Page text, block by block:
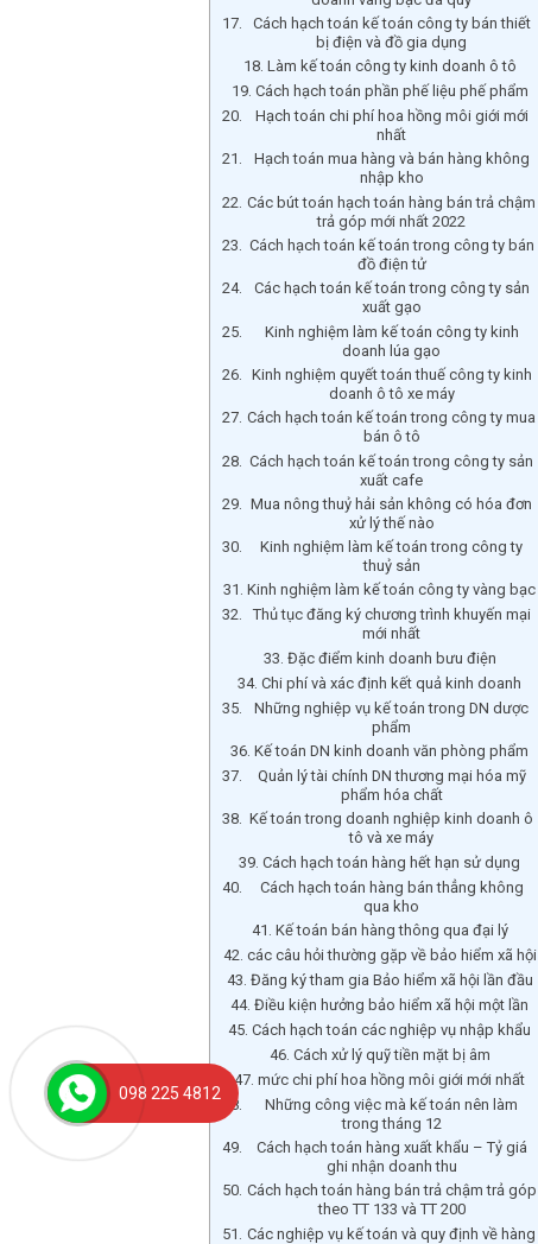
Cách hạch toán kế toán công ty bán thiết
bị điện và đồ gia dụng
Làm kế toán công ty kinh doanh ô tô
Cách hạch toán phần phế liệu phế phẩm
Hạch toán chi phí hoa hồng môi giới mới
nhất
Hạch toán mua hàng và bán hàng không
nhập kho
Các bút toán hạch toán hàng bán trả chậm
trả góp mới nhất 2022
Cách hạch toán kế toán trong công ty bán
đồ điện tử
Các hạch toán kế toán trong công ty sản
xuất gạo
Kinh nghiệm làm kế toán công ty kinh
doanh lúa gạo
Kinh nghiệm quyết toán thuế công ty kinh
doanh ô tô xe máy
Cách hạch toán kế toán trong công ty mua
bán ô tô
Cách hạch toán kế toán trong công ty sản
xuất cafe
Mua nông thuỷ hải sản không có hóa đơn
xử lý thế nào
Kinh nghiệm làm kế toán trong công ty
thuỷ sản
Kinh nghiệm làm kế toán công ty vàng bạc
Thủ tục đăng ký chương trình khuyến mại
mới nhất
Đặc điểm kinh doanh bưu điện
Chi phí và xác định kết quả kinh doanh
Những nghiệp vụ kế toán trong DN dược
phẩm
Kế toán DN kinh doanh văn phòng phẩm
Quản lý tài chính DN thương mại hóa mỹ
phẩm hóa chất
Kế toán trong doanh nghiệp kinh doanh ô
tô và xe máy
Cách hạch toán hàng hết hạn sử dụng
Cách hạch toán hàng bán thẳng không
qua kho
Kế toán bán hàng thông qua đại lý
các câu hỏi thường gặp về bảo hiểm xã hội
Đăng ký tham gia Bảo hiểm xã hội lần đầu
Điều kiện hưởng bảo hiểm xã hội một lần
Cách hạch toán các nghiệp vụ nhập khẩu
Cách xử lý quỹ tiền mặt bị âm
mức chi phí hoa hồng môi giới mới nhất
Những công việc mà kế toán nên làm
trong tháng 12
Cách hạch toán hàng xuất khẩu – Tỷ giá
ghi nhận doanh thu
Cách hạch toán hàng bán trả chậm trả góp
theo TT 133 và TT 200
Các nghiệp vụ kế toán và quy định về hàng
098 225 4812